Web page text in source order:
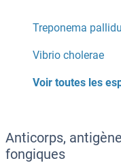
Treponema
Vibrio cholerae
Voir toutes les
Anticorps,
fongiques